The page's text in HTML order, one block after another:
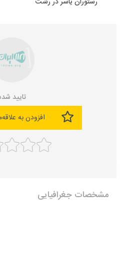
تایید
افزودن به
مشخصات جغرافیایی